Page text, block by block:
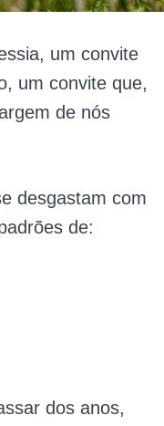
um convite
um convite que,
de nós
desgastam com
de:
dos anos,